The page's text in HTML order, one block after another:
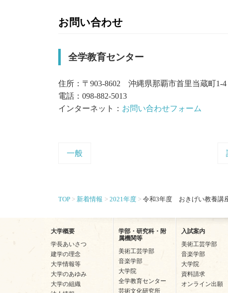
お問い合わせ
全学教育センター
住所：〒903-8602 沖縄県那覇市首里当蔵町1-4
電話：098-882-5013
インターネット： お問い合わせフォーム
一般
TOP 新着情報 2021年度 令和3年度 おきげい教養講
大学概要
学長あいさつ
建学の理念
大学情報等
大学のあゆみ
大学の組織
学部・研究科・附
属機関等
美術工芸学部
音楽学部
大学院
全学教育センター
芸術文化研究所
入試案内
美術工芸学部
音楽学部
大学院
資料請求
オンライン出願